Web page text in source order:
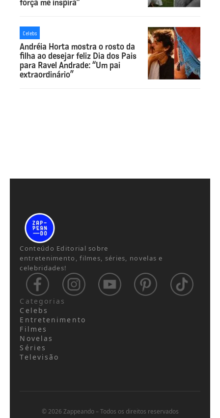
força me inspira”
Celebs
Andréia Horta mostra o rosto da
filha ao desejar feliz Dia dos Pais
para Ravel Andrade: “Um pai
extraordinário”
Conteúdo Editorial sobre
entretenimento, filmes, séries, novelas e
celebridades!
Categorias
Celebs
Entretenimento
Filmes
Novelas
Séries
Televisão
© 2026 Zappeando – Todos os direitos reservados